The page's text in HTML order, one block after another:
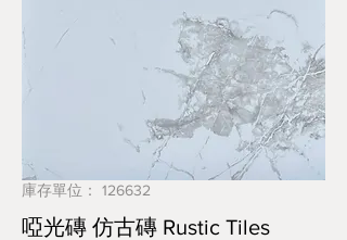
庫存單位： 126632
啞光磚 仿古磚 Rustic Tiles